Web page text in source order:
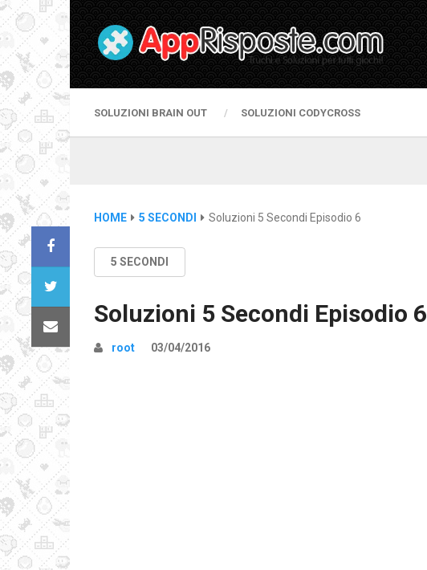
SOLUZIONI BRAIN OUT SOLUZIONI CODYCROSS
HOME 5 SECONDI Soluzioni 5 Secondi Episodio 6
5 SECONDI
Soluzioni 5 Secondi Episodio 6
root 03/04/2016